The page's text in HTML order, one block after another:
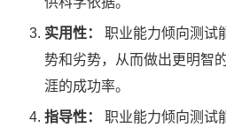
实用性：
职业能力倾向测试
势和劣势，从而做出更明智
涯的成功率。
指导性：
职业能力倾向测试